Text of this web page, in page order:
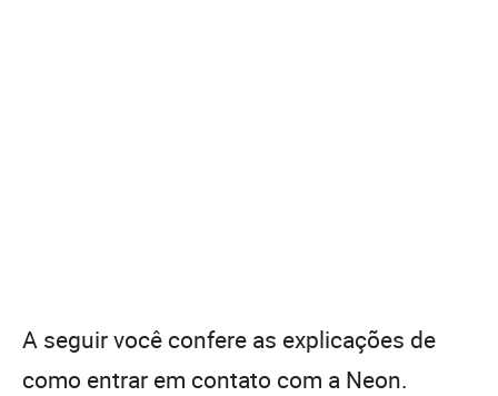
A seguir você confere as explicações de
como entrar em contato com a Neon.